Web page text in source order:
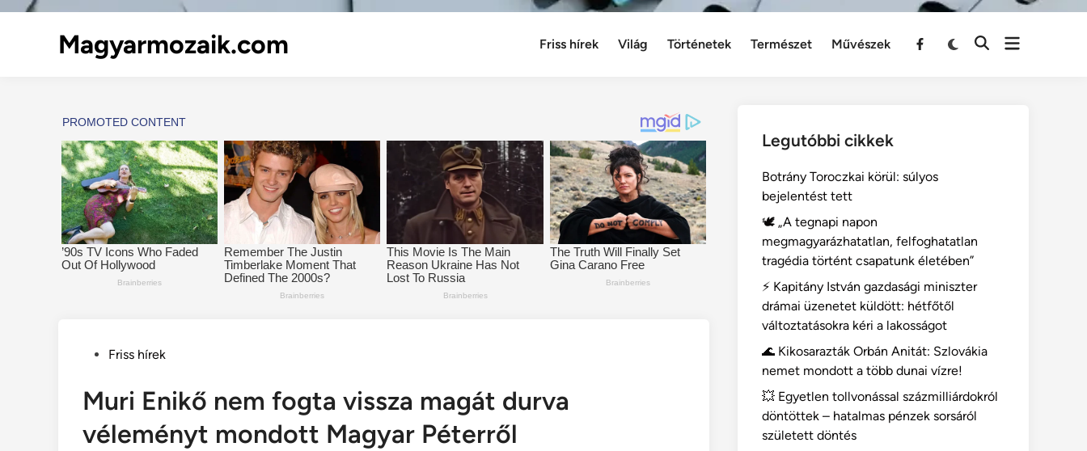
Magyarmozaik.com Friss hírek Világ Történetek Természet Művészek
Menu
PostedFriss hírek
Muri Enikő nem fogta vissza magát durva
véleményt mondott Magyar Péterről
Legutóbbi cikkek
Botrány Toroczkai körül: súlyos
bejelentést tett
🕊️ „A tegnapi napon
megmagyarázhatatlan, felfoghatatlan
tragédia történt csapatunk életében”
⚡ Kapitány István gazdasági miniszter
drámai üzenetet küldött: hétfőtől
változtatásokra kéri a lakosságot
🌊 Kikosarazták Orbán Anitát: Szlovákia
nemet mondott a több dunai vízre!
💥 Egyetlen tollvonással százmilliárdokról
döntöttek – hatalmas pénzek sorsáról
született döntés